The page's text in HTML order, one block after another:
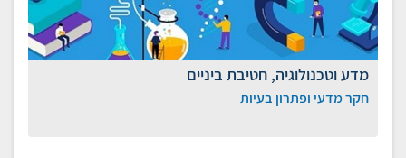
מדע וטכנולוגיה, חטיבת ביניים
חקר מדעי ופתרון בעיות